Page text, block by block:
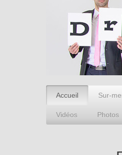
Accueil Sur-
Vidéos Photos